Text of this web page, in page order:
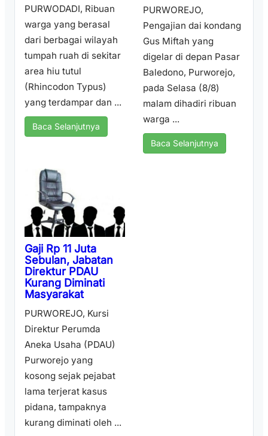
PURWODADI, Ribuan
warga yang berasal
dari berbagai wilayah
tumpah ruah di sekitar
area hiu tutul
(Rhincodon Typus)
yang terdampar dan ...
Baca Selanjutnya
PURWOREJO,
Pengajian dai kondang
Gus Miftah yang
digelar di depan Pasar
Baledono, Purworejo,
pada Selasa (8/8)
malam dihadiri ribuan
warga ...
Baca Selanjutnya
Gaji Rp 11 Juta
Sebulan, Jabatan
Direktur PDAU
Kurang Diminati
Masyarakat
PURWOREJO, Kursi
Direktur Perumda
Aneka Usaha (PDAU)
Purworejo yang
kosong sejak pejabat
lama terjerat kasus
pidana, tampaknya
kurang diminati oleh ...